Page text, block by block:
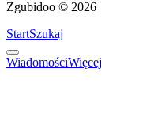
Zgubidoo © 2026
StartSzukaj
WiadomościWięcej